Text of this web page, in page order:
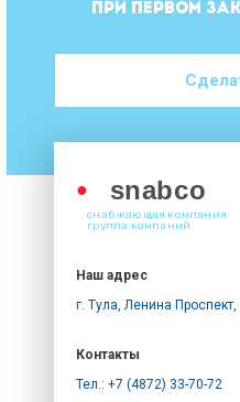
ПРИ ПЕРВОМ
● snabco
снабжающая компания
группа компаний
Наш адрес
г. Тула, Ленина Проспект,
Контакты
Тел.: +7 (4872) 33-70-72